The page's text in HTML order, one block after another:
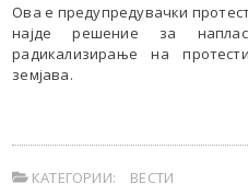
Ова е предупредувачки
најде решение за
радикализирање на
земјава.
КАТЕГОРИИ:
ВЕСТИ